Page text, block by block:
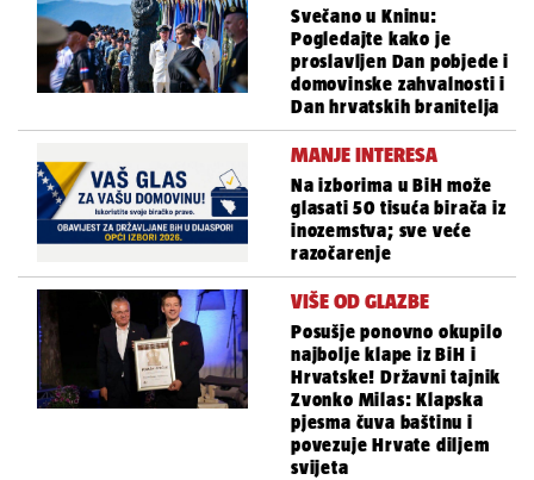
Svečano u Kninu:
Pogledajte kako je
proslavljen Dan pobjede i
domovinske zahvalnosti i
Dan hrvatskih branitelja
MANJE INTERESA
Na izborima u BiH može
glasati 50 tisuća birača iz
inozemstva; sve veće
razočarenje
VIŠE OD GLAZBE
Posušje ponovno okupilo
najbolje klape iz BiH i
Hrvatske! Državni tajnik
Zvonko Milas: Klapska
pjesma čuva baštinu i
povezuje Hrvate diljem
svijeta